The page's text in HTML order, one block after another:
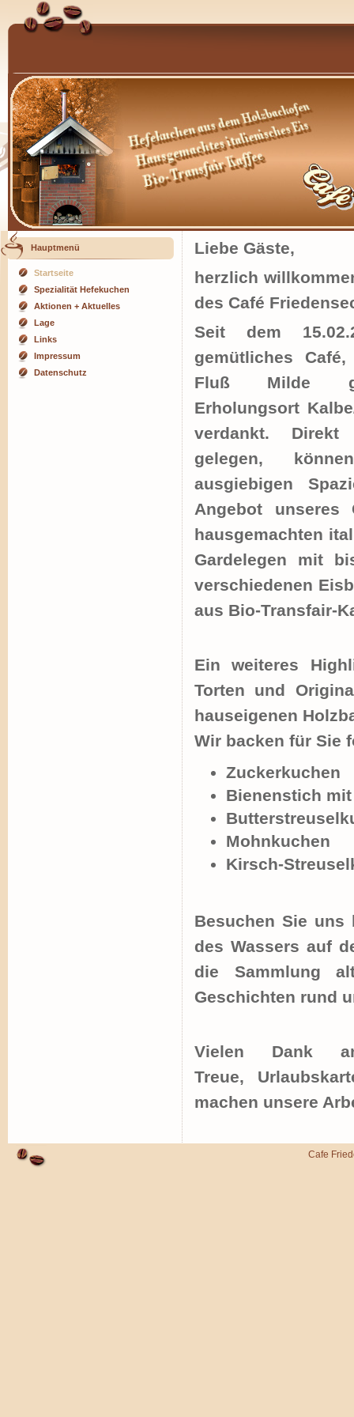
Hauptmenü
Startseite
Spezialität Hefekuchen
Aktionen + Aktuelles
Lage
Links
Impressum
Datenschutz
Liebe Gäste,
herzlich
des Café
Seit dem
gemütliches Café,
Fluß Milde
Erholungsort
verdankt.
gelegen,
ausgiebigen
Angebot unseres
hausgemachten
Gardelegen mit
verschiedenen
aus Bio-Transfair-
Ein weiteres
Torten und
hauseigenen
Wir backen für Sie
Zuckerkuchen
Bienenstich
Mohnkuchen
Kirsch-
Besuchen Sie uns
des Wassers auf
die Sammlung
Geschichten rund
Vielen Dank
Treue,
machen unsere
Cafe